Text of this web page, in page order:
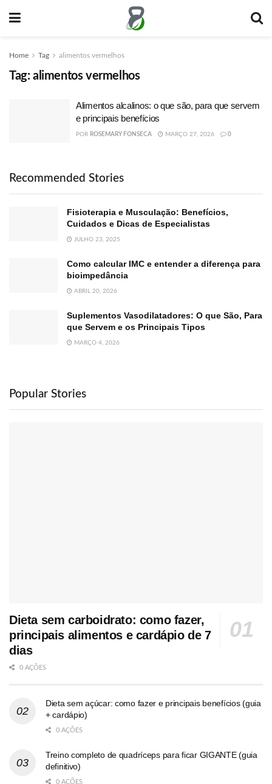
Home Tag alimentos vermelhos
Tag: alimentos vermelhos
Alimentos alcalinos: o que são, para que servem
e principais benefícios
POR ROSEMARY FONSECA MARÇO 27, 2026 0
Recommended Stories
Fisioterapia e Musculação: Benefícios,
Cuidados e Dicas de Especialistas
JULHO 23, 2025
Como calcular IMC e entender a diferença para
bioimpedância
ABRIL 20, 2026
Suplementos Vasodilatadores: O que São, Para
que Servem e os Principais Tipos
MARÇO 4, 2026
Popular Stories
Dieta sem carboidrato: como fazer,
principais alimentos e cardápio de 7
dias
0 AÇÕES
Dieta sem açúcar: como fazer e principais benefícios (guia
+ cardápio)
0 AÇÕES
Treino completo de quadríceps para ficar GIGANTE (guia
definitivo)
0 AÇÕES